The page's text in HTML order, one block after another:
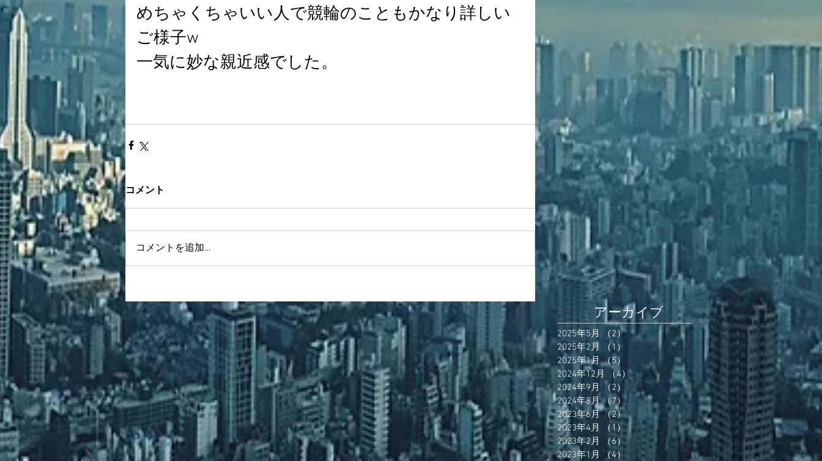
めちゃくちゃいい人で競輪のこともかなり詳しい
ご様子w
一気に妙な親近感でした。
コメント
コメントを追加…
アーカイブ
2025年5月 （2）2件の記事
2025年2月
（1）
1件の記事
2025年1月 （5）
5件の記事
2024年12月
（4）4件の記事
2024年9月
（2）
2件の記事
2024年8月 （7）7件の記事
2023年6月 （2）2件の記事
2023年4月
（1）1件の記事
2023年2月
（6） 6件の記事
2023年1月
（4）
4件の記事